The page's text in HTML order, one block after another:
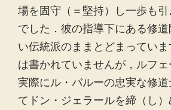
場を固守（＝堅持）し一歩も
でした．彼の指導下にある修
い伝統派のままとどまってい
は書かれていませんが，ルフ
実際にル・バルーの忠実な修
てドン・ジェラールを締（し